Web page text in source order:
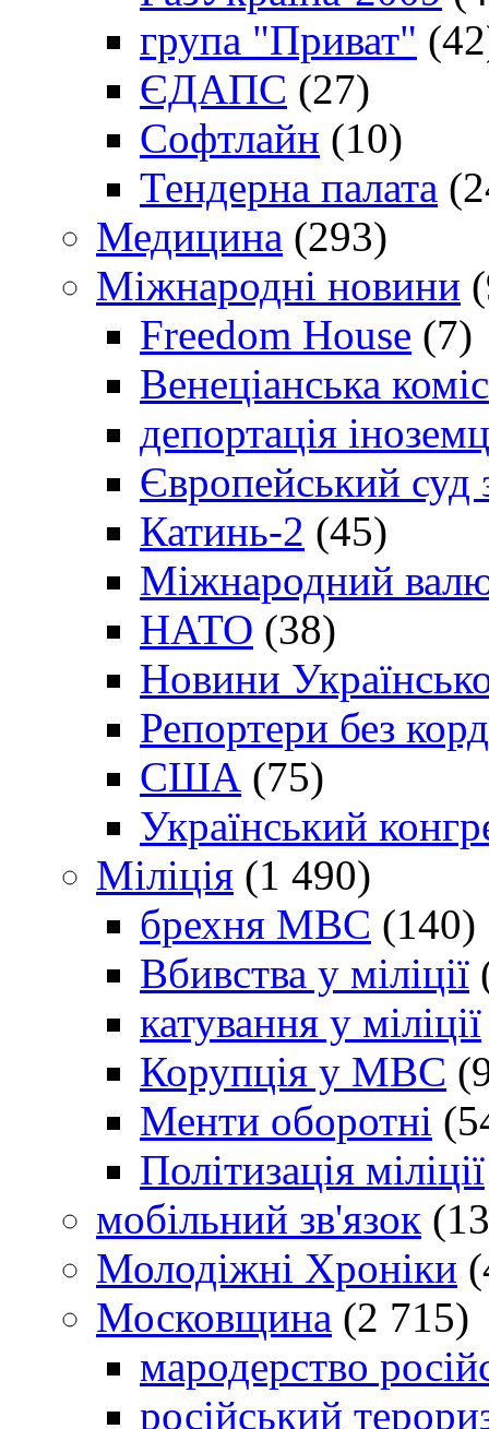
група "Приват"
ЄДАПС (27)
Софтлайн (10)
Тендерна палата
Медицина (293)
Міжнародні новини
Freedom House (7)
Венеціанська
депортація
Європейський
Катинь-2 (45)
Міжнародний
НАТО (38)
Новини
Репортери без
США (75)
Український
Міліція (1 490)
брехня МВС (140)
Вбивства у міліції
катування у міліції
Корупція у МВС
Менти оборотні
Політизація міліції
мобільний зв'язок
Молодіжні Хроніки
Московщина (2 715)
мародерство
російський